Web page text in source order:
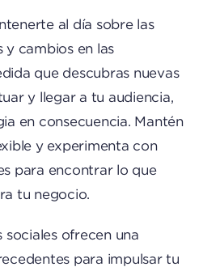
al día sobre las
y cambios en las
que descubras nuevas
y llegar a tu audiencia,
en consecuencia. Mantén
y experimenta con
para encontrar lo que
tu negocio.
sociales ofrecen una
para impulsar tu